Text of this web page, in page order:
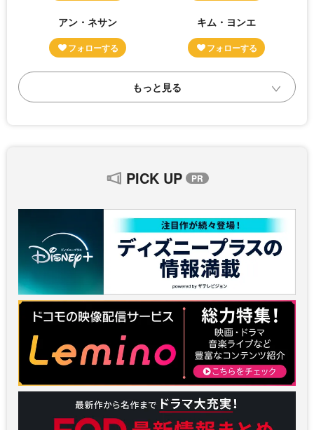
アン・ネサン キム・ヨンエ
PICK UP